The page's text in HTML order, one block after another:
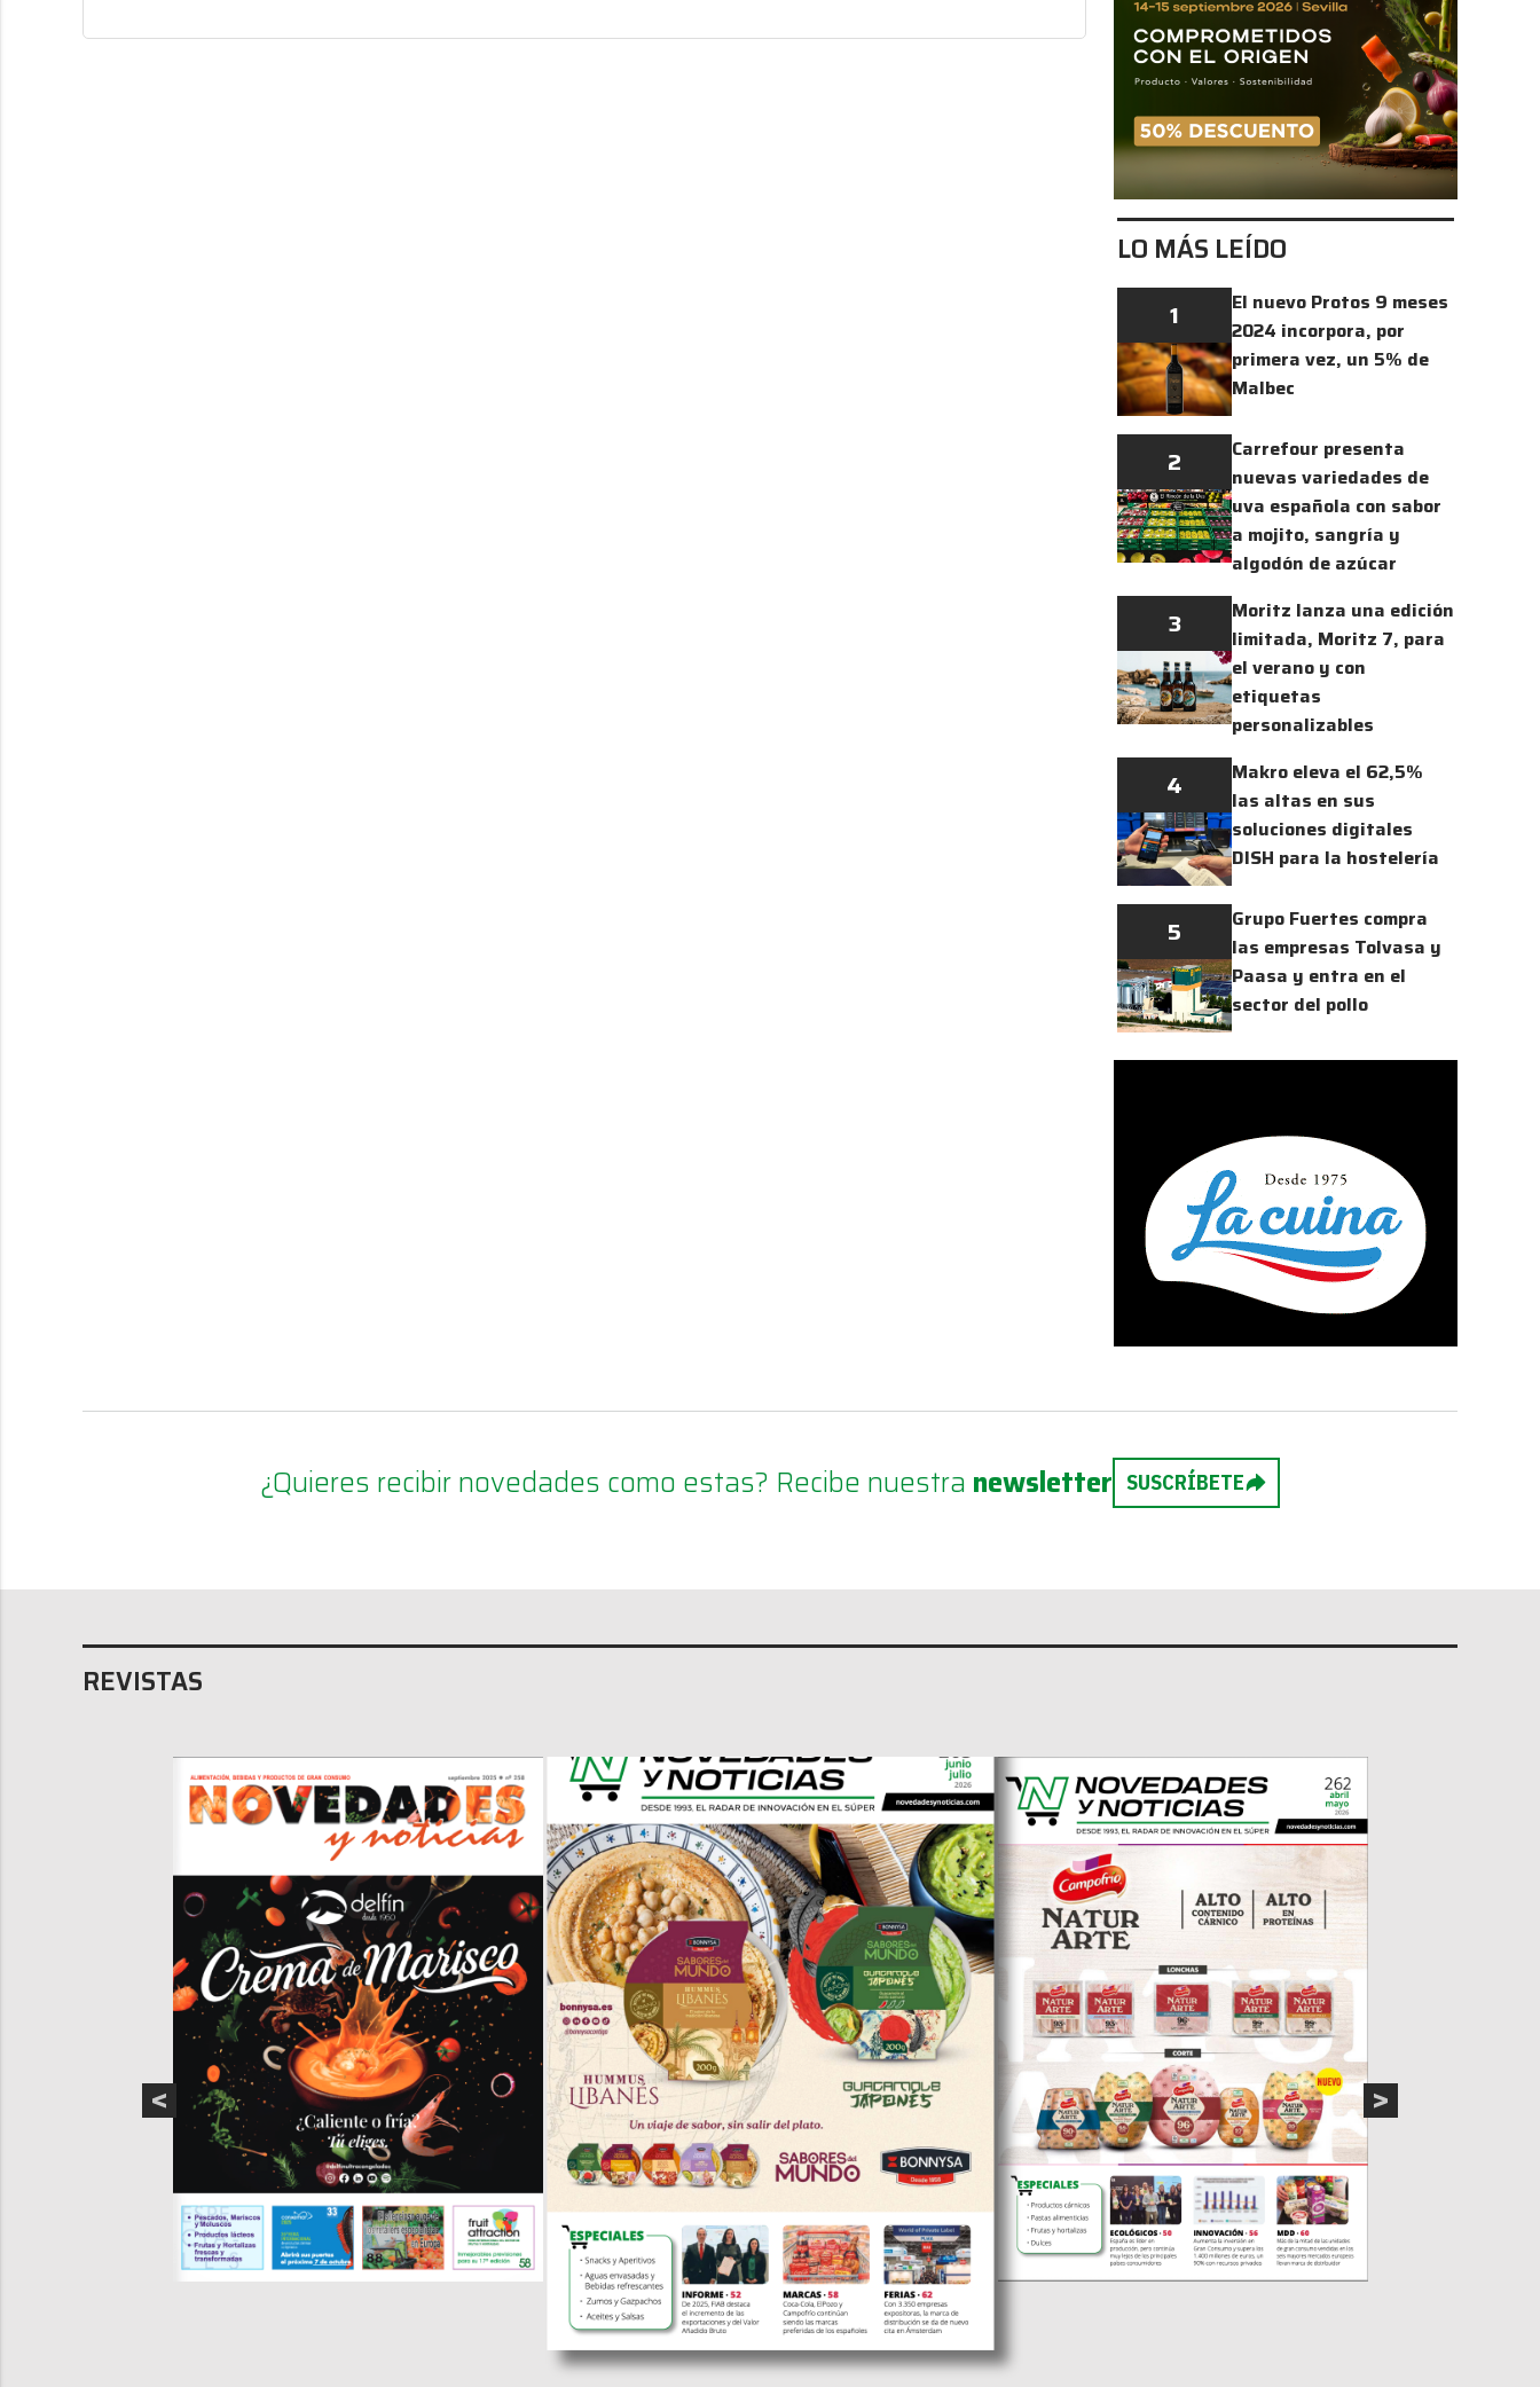
LO MÁS LEÍDO
1
El nuevo Protos 9 meses
2024 incorpora, por
primera vez, un 5% de
Malbec
2
Carrefour presenta
nuevas variedades de
uva española con sabor
a mojito, sangría y
algodón de azúcar
3
Moritz lanza una edición
limitada, Moritz 7, para
el verano y con
etiquetas
personalizables
4
Makro eleva el 62,5%
las altas en sus
soluciones digitales
DISH para la hostelería
5
Grupo Fuertes compra
las empresas Tolvasa y
Paasa y entra en el
sector del pollo
¿Quieres recibir novedades como estas? Recibe nuestra newsletter SUSCRÍBETE
REVISTAS